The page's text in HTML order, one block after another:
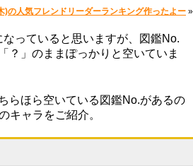
)の人気フレンドリーダーランキング作ったよー »
っていると思いますが、図鑑No.
？」のままぽっかりと空いていま
らほら空いている図鑑No.があるの
キャラをご紹介。